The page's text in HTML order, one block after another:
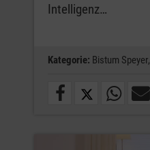
Intelligenz…
Kategorie: Bistum Speyer,